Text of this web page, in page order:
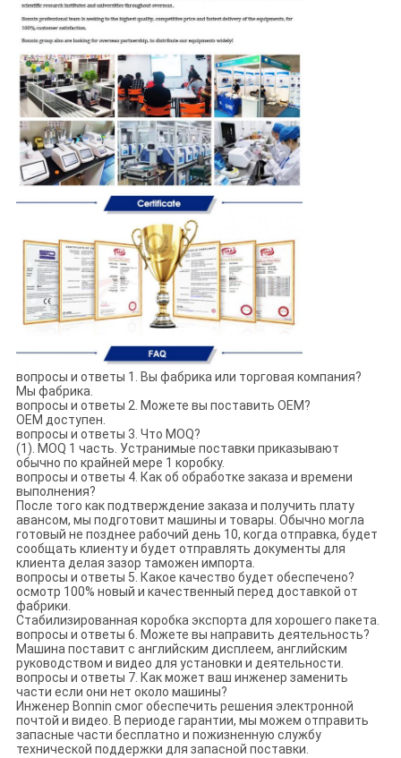
вопросы и ответы 1. Вы фабрика или торговая компания?
Мы фабрика.
вопросы и ответы 2. Можете вы поставить OEM?
OEM доступен.
вопросы и ответы 3. Что MOQ?
(1). MOQ 1 часть. Устранимые поставки приказывают
обычно по крайней мере 1 коробку.
вопросы и ответы 4. Как об обработке заказа и времени
выполнения?
После того как подтверждение заказа и получить плату
авансом, мы подготовит машины и товары. Обычно могла
готовый не позднее рабочий день 10, когда отправка, будет
сообщать клиенту и будет отправлять документы для
клиента делая зазор таможен импорта.
вопросы и ответы 5. Какое качество будет обеспечено?
осмотр 100% новый и качественный перед доставкой от
фабрики.
Стабилизированная коробка экспорта для хорошего пакета.
вопросы и ответы 6. Можете вы направить деятельность?
Машина поставит с английским дисплеем, английским
руководством и видео для установки и деятельности.
вопросы и ответы 7. Как может ваш инженер заменить
части если они нет около машины?
Инженер Bonnin смог обеспечить решения электронной
почтой и видео. В периоде гарантии, мы можем отправить
запасные части бесплатно и пожизненную службу
технической поддержки для запасной поставки.